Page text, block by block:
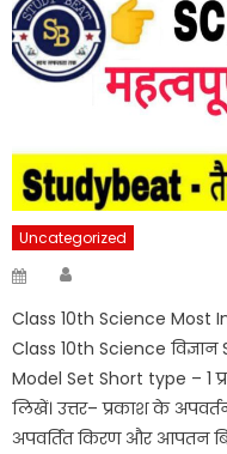
Uncategorized
Posted
Class 10th Science Most
Class 10th Science
Model Set Short type – 1
लिखें। उत्तर– प्रकाश के
अपवर्तित किरण और आपतन